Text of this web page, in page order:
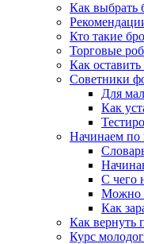
Как выбрать
Кто такие
Торговые
Как
Советники
Для
Как
Начинаем по
С чего
Можно
Как
Как вернуть
Курс